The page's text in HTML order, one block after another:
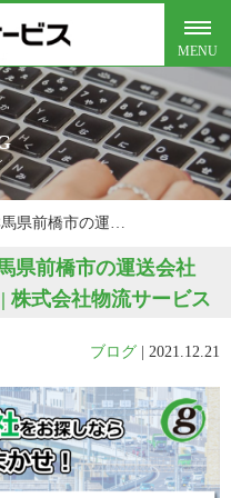
県前橋市の運…
県前橋市の運送会社
株式会社物流サービス
ブログ 2021.12.21